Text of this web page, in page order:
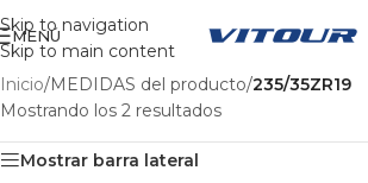
Skip to navigation
Skip to main content
MENÚ
Inicio/MEDIDAS del producto/235/35ZR19
Mostrando los 2 resultados
Mostrar barra lateral